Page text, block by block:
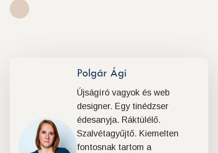
Polgár Ági
Újságíró vagyok és web
designer. Egy tinédzser
édesanyja. Ráktúlélő.
Szalvétagyűjtő. Kiemelten
fontosnak tartom a